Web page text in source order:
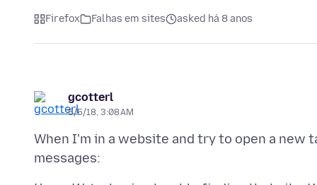
Firefox Falhas em sites asked há 8 anos
gcotterl
5/5/18, 3:08 AM
When I'm in a website and try to open a